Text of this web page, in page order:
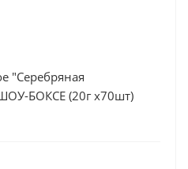
"Серебряная
БОКСЕ (20г х70шт)